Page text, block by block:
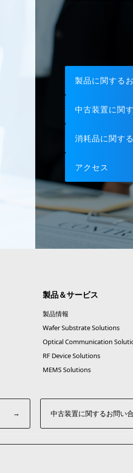
製品に関する
中古装置に関
消耗品に関す
アクセス
製品＆サービス
製品情報
Wafer Substrate Solutions
Optical Communication
RF Device Solutions
MEMS Solutions
→ 中古装置に関するお問い